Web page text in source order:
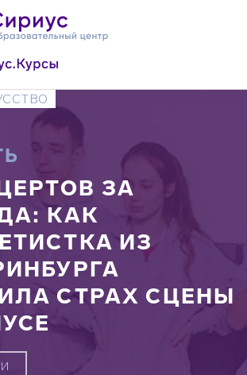
ЗА
КАК
ИЗ
СТРАХ СЦЕНЫ